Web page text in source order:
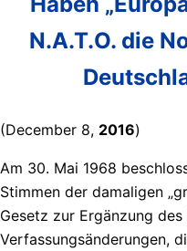
N.A.T.O. die
(December 8, 2016)
Am 30. Mai 1968
Stimmen der damaligen
Gesetz zur Ergänzung des
Verfassungsänderungen,